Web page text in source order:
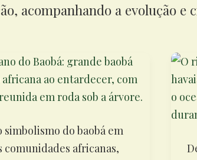
acompanhando a evolução e
simbolismo do baobá em
africanas,